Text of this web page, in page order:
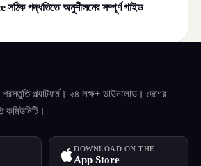
পদ্ধতিতে অনুশীলনের সম্পূর্ণ গাইড
প্রস্তুতি প্ল্যাটফর্ম। ২৪ লক্ষ+ ডাউনলোড। দেশের
কমিউনিটি।
DOWNLOAD ON THE
App Store